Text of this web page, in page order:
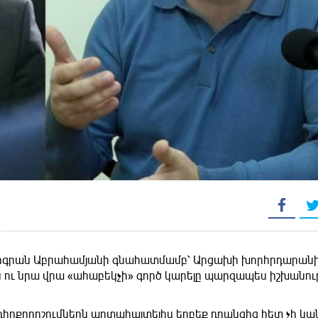
Աբրահամյանի գնահատմամբ՝ Արցախի
նրա վրա «ահաբեկչի» գործ կարելը պարզապես
արտահայտելիս երբեք դրանցից հետ չի